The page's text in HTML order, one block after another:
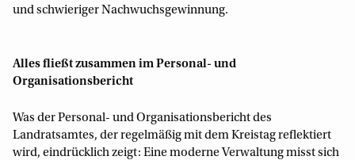
und schwieriger Nachwuchsgewinnung.
Alles fließt zusammen im Personal- und
Organisationsbericht
Was der Personal- und Organisationsbericht des
Landratsamtes, der regelmäßig mit dem Kreistag reflektiert
wird, eindrücklich zeigt: Eine moderne Verwaltung misst sich